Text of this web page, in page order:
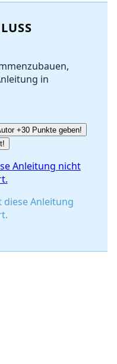
Kommentieren
in
+30 Punkte geben!
Anleitung nicht
diese Anleitung